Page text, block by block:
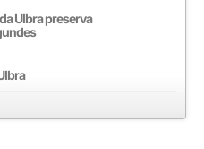
Ulbra preserva